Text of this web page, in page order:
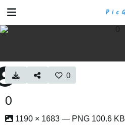
0
0
1190 × 1683 — PNG 100.6 KB